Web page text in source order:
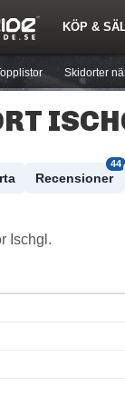
KÖP &
Events
Skidorter
Recensioner
44
Ischgl.